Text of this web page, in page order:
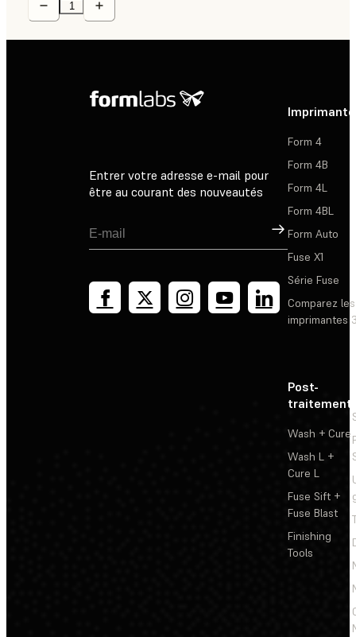
Entrer votre adresse e-mail pour
être au courant des nouveautés
Inscription
Form 4
Form 4B
Form 4L
Form 4BL
Form Auto
Fuse X1
Série Fuse
Comparez les
imprimantes
Post-
traitement
Wash + Cure
Wash L +
Cure L
Fuse Sift +
Fuse Blast
Finishing
Tools